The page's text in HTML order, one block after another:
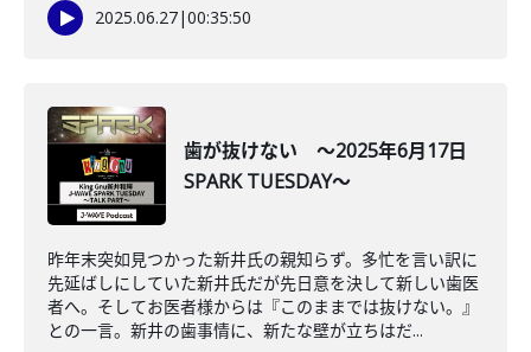
2025.06.27|00:35:50
歯が抜けない ～2025年6月17日
SPARK TUESDAY～
昨年末突如見つかった新井氏の親知らず。多忙を言い訳に
先延ばしにしていた新井氏だが先日意を決して新しい歯医
者へ。そしてお医者様からは『このままでは抜けない。』
との一言。新井の歯事情に、新たな壁が立ちはだ...